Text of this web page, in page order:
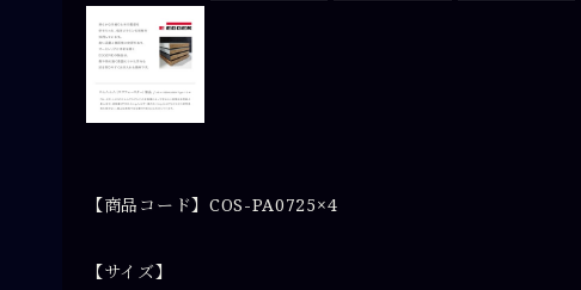
【商品コード】COS-PA0725×4
【サイズ】